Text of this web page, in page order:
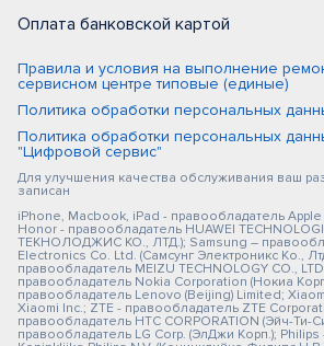
Оплата банковской картой
Правила и условия на выполнение
сервисном центре типовые (единые)
Политика обработки персональных
Политика обработки персональных
"Цифровой сервис"
Для улучшения качества обслуживания ваш
записан
iPhone, Macbook, iPad - правообладатель
Honor - правообладатель HUAWEI
ТЕКНОЛОДЖИС КО., ЛТД.); Samsung –
Electronics Co. Ltd. (Самсунг Электроникс Ко.,
правообладатель MEIZU TECHNOLOGY CO.,
правообладатель Nokia Corporation (Нокиа
правообладатель Lenovo (Beijing) Limited;
Xiaomi Inc.; ZTE - правообладатель ZTE
правообладатель HTC CORPORATION (Эйч-
правообладатель LG Corp. (ЭлДжи Корп.);